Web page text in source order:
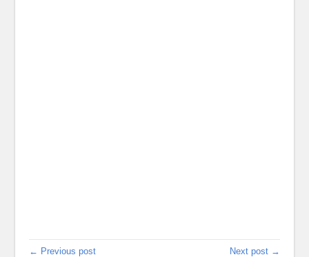
← Previous post Next post →